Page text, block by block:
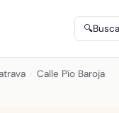
🔍
Calle Pío Baroja